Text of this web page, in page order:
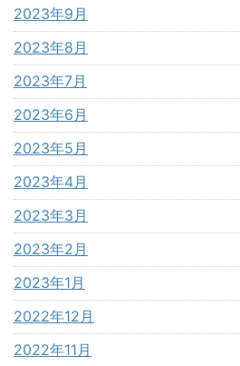
2023年9月
2023年8月
2023年7月
2023年6月
2023年5月
2023年4月
2023年3月
2023年2月
2023年1月
2022年12月
2022年11月